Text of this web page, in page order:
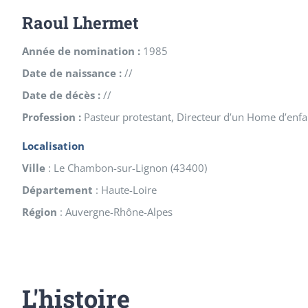
Raoul Lhermet
Année de nomination : 1985
Date de naissance : //
Date de décès : //
Profession : Pasteur protestant, Directeur d’un Home
Localisation
Ville : Le Chambon-sur-Lignon (43400)
Département : Haute-Loire
Région : Auvergne-Rhône-Alpes
L'histoire